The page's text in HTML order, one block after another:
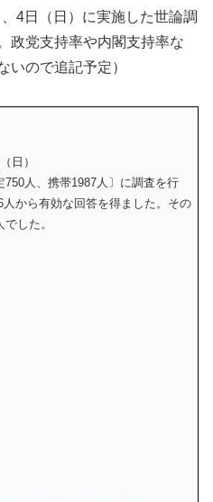
4日（日） に実施した世論調
政党支持率や内閣支持率な
いので追記予定）
日）
人、携帯1987人〕に調査を行
から有効な回答を得ました。その
した。